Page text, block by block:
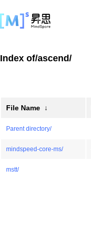
Index of/ascend/
File Name ↓
Parent directory/
mindspeed-core-ms/
mstt/